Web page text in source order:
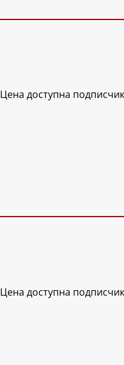
Цена доступна
Цена доступна